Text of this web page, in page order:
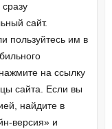
сайт.
пользуйтесь им в
на ссылку
сайта. Если вы
найдите в
версия» и